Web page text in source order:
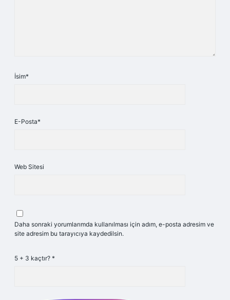
İsim*
E-Posta*
Web Sitesi
Daha sonraki yorumlarımda kullanılması için adım, e-posta adresim ve
site adresim bu tarayıcıya kaydedilsin.
5 + 3 kaçtır? *